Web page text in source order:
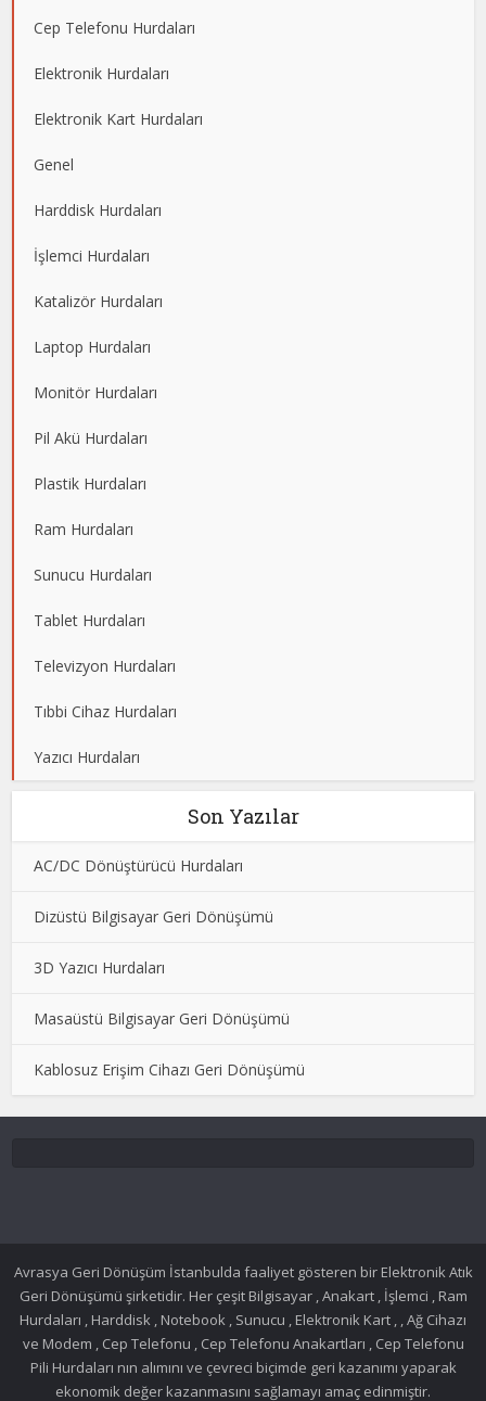
Cep Telefonu Hurdaları
Elektronik Hurdaları
Elektronik Kart Hurdaları
Genel
Harddisk Hurdaları
İşlemci Hurdaları
Katalizör Hurdaları
Laptop Hurdaları
Monitör Hurdaları
Pil Akü Hurdaları
Plastik Hurdaları
Ram Hurdaları
Sunucu Hurdaları
Tablet Hurdaları
Televizyon Hurdaları
Tıbbi Cihaz Hurdaları
Yazıcı Hurdaları
Son Yazılar
AC/DC Dönüştürücü Hurdaları
Dizüstü Bilgisayar Geri Dönüşümü
3D Yazıcı Hurdaları
Masaüstü Bilgisayar Geri Dönüşümü
Kablosuz Erişim Cihazı Geri Dönüşümü
Avrasya Geri Dönüşüm İstanbulda faaliyet gösteren bir Elektronik Atık
Geri Dönüşümü şirketidir. Her çeşit Bilgisayar , Anakart , İşlemci , Ram
Hurdaları , Harddisk , Notebook , Sunucu , Elektronik Kart , , Ağ Cihazı
ve Modem , Cep Telefonu , Cep Telefonu Anakartları , Cep Telefonu
Pili Hurdaları nın alımını ve çevreci biçimde geri kazanımı yaparak
ekonomik değer kazanmasını sağlamayı amaç edinmiştir.